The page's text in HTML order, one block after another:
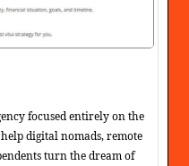
focused entirely on the
digital nomads, remote
turn the dream of